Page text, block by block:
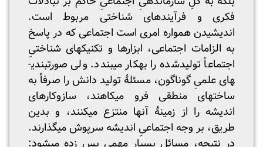
فکری و فرآیندهای شناختی مربوط است.
اندیشیدن همواره امری است اجتماعی که در پاسخ
به الزامات اجتماعی، ابزارها و تکنیک­های شناختیِ
اجتماعاً تولیدشده را به­کار می­بندد. ولی صورت­بندی­
های علمیِ گوناگون، مسئلۀ تولید دانش را صرفاً به
ساخت­های منطقی فرو می­کاهند، سازوکارهای
اندیشه را از زمینۀ آنها منتزع می­کنند، و بدین
طریق، بر وجه اجتماعیِ اندیشه سرپوش می­گذارند.
در نتیجه، مسائل بسیار مهمی پس زده می­شود: